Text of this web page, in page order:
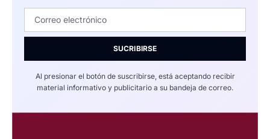
SUCRIBIRSE
Al presionar el botón de suscribirse, está aceptando recibir
material informativo y publicitario a su bandeja de correo.